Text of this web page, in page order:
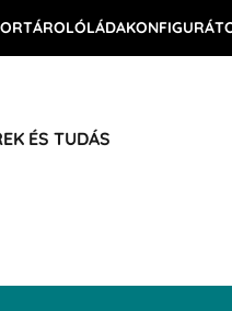
ÉS TUDÁS